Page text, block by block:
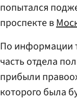
попытался
проспекте в
По информации
часть отдела
прибыли
которого была